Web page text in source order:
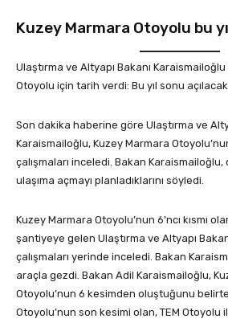
Kuzey Marmara Otoyolu bu
Ulaştırma ve Altyapı Bakanı
Otoyolu için tarih verdi: Bu yıl sonu açılacak.
Son dakika haberine göre Ulaştırma ve
Karaismailoğlu, Kuzey Marmara Otoyolu’nun
çalışmaları inceledi. Bakan Karaismailoğlu,
ulaşıma açmayı planladıklarını söyledi.
Kuzey Marmara Otoyolu’nun 6’ncı kısmı
şantiyeye gelen Ulaştırma ve Altyapı
çalışmaları yerinde inceledi. Bakan
araçla gezdi. Bakan Adil Karaismailoğlu,
Otoyolu’nun 6 kesimden oluştuğunu
Otoyolu’nun son kesimi olan, TEM Otoyolu